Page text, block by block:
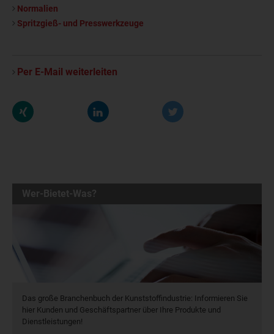
Normalien
Spritzgieß- und Presswerkzeuge
Per E-Mail weiterleiten
Wer-Bietet-Was?
Das große Branchenbuch der Kunststoffindustrie: Informieren Sie
hier Kunden und Geschäftspartner über Ihre Produkte und
Dienstleistungen!